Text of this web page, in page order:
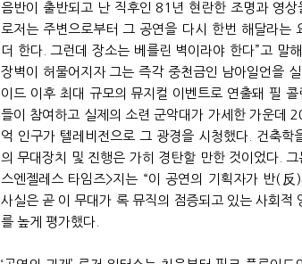
음반이 출반되고 난 직후인 81년 현란한 조명과 영
로저는 주변으로부터 그 공연을 다시 한번 해달라는
더 한다. 그런데 장소는 베를린 벽이라야 한다”고 말
장벽이 허물어지자 그는 즉각 중천금인 남아일언을
이드 이후 최대 규모의 뮤지컬 이벤트로 연출돼 필
들이 참여하고 실제의 소련 군악대가 가세한 가운데
억 인구가 텔레비전으로 그 광경을 시청했다. 건축학
의 무대장치 및 진행은 가히 경탄할 만한 것이었다.
스엔젤레스 타임즈>지는 “이 공연의 기획자가 반(
사실은 곧 이 무대가 록 뮤직의 점증되고 있는 사회적
를 높게 평가했다.